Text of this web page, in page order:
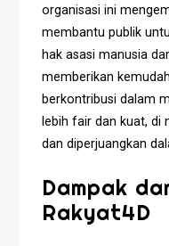
organisasi ini
membantu publik
hak asasi manusia
memberikan
berkontribusi dalam
lebih fair dan kuat, di
dan diperjuangkan
Dampak
Rakyat4D